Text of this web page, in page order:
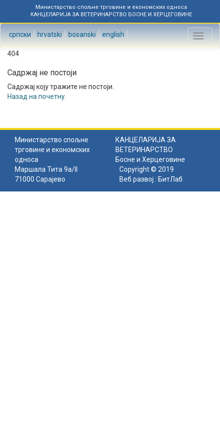
Министарство спољне трговине и економских односа
КАНЦЕЛАРИЈА ЗА ВЕТЕРИНАРСТВО БОСНЕ И ХЕРЦЕГОВИНЕ
српски hrvatski bosanski english
Toggle
404
Садржај не постоји
Садржај коју тражите не постоји.
Назад на почетну
Министарство спољне
трговине и економских
односа
КАНЦЕЛАРИЈА ЗА
ВЕТЕРИНАРСТВО
Босне и Херцеговине
Маршала Тита 9а/II
71000 Сарајево
Copyright © 2019
Веб развој : БитЛаб